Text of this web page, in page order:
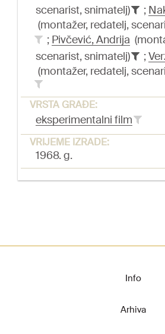
scenarist, snimatelj)
;
(montažer, redatelj,
; Pivčević, Andrija
scenarist, snimatelj)
;
(montažer, redatelj,
VRSTA GRAĐE:
eksperimentalni film
VRIJEME IZRADE:
1968. g.
Info
Arhiva